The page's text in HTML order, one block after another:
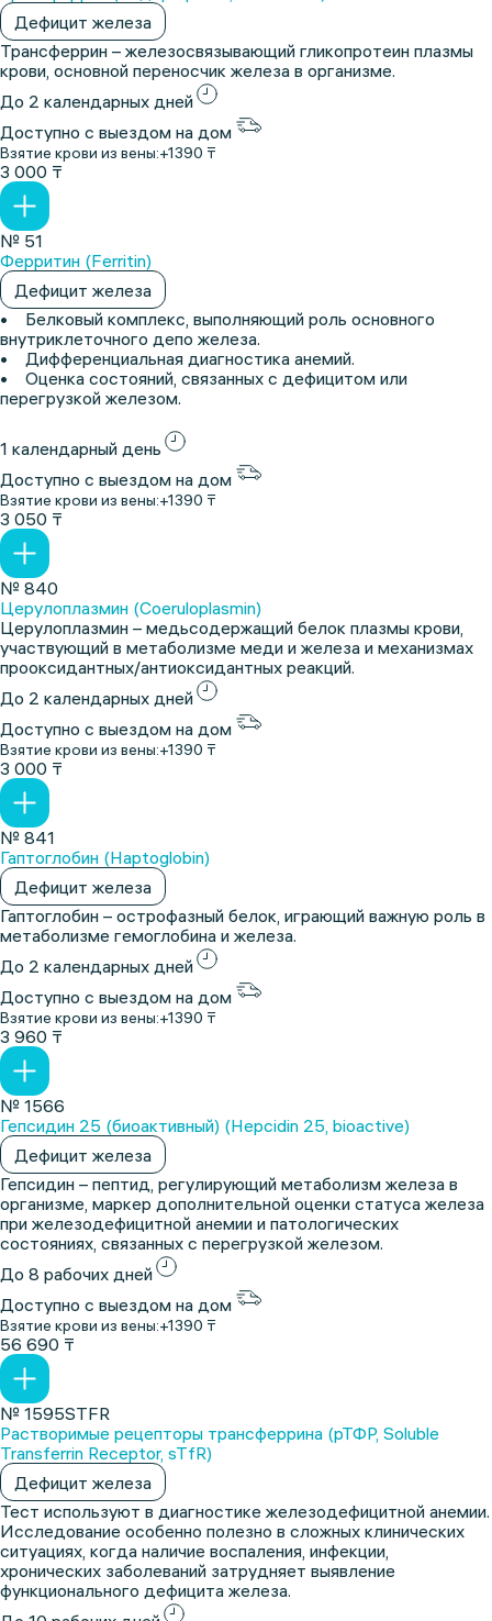
Дефицит железа
Трансферрин – железосвязывающий гликопротеин плазмы
крови, основной переносчик железа в организме.
До 2 календарных дней
Доступно с выездом на дом
Взятие крови из вены:+1390 ₸
3 000 ₸
№ 51
Ферритин (Ferritin)
Дефицит железа
• Белковый комплекс, выполняющий роль основного
внутриклеточного депо железа.
• Дифференциальная диагностика анемий.
• Оценка состояний, связанных с дефицитом или
перегрузкой железом.
1 календарный день
Доступно с выездом на дом
Взятие крови из вены:+1390 ₸
3 050 ₸
№ 840
Церулоплазмин (Coeruloplasmin)
Церулоплазмин – медьсодержащий белок плазмы крови,
участвующий в метаболизме меди и железа и механизмах
прооксидантных/антиоксидантных реакций.
До 2 календарных дней
Доступно с выездом на дом
Взятие крови из вены:+1390 ₸
3 000 ₸
№ 841
Гаптоглобин (Haptoglobin)
Дефицит железа
Гаптоглобин – острофазный белок, играющий важную роль в
метаболизме гемоглобина и железа.
До 2 календарных дней
Доступно с выездом на дом
Взятие крови из вены:+1390 ₸
3 960 ₸
№ 1566
Гепсидин 25 (биоактивный) (Hepcidin 25, bioactive)
Дефицит железа
Гепсидин – пептид, регулирующий метаболизм железа в
организме, маркер дополнительной оценки статуса железа
при железодефицитной анемии и патологических
состояниях, связанных с перегрузкой железом.
До 8 рабочих дней
Доступно с выездом на дом
Взятие крови из вены:+1390 ₸
56 690 ₸
№ 1595STFR
Растворимые рецепторы трансферрина (рТФР, Soluble
Transferrin Receptor, sTfR)
Дефицит железа
Тест используют в диагностике железодефицитной анемии.
Исследование особенно полезно в сложных клинических
ситуациях, когда наличие воспаления, инфекции,
хронических заболеваний затрудняет выявление
функционального дефицита железа.